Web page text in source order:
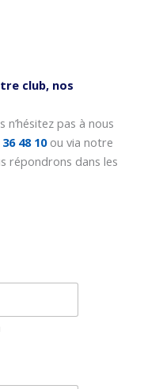
club, nos
pas à nous
48 10 ou via notre
répondrons dans les